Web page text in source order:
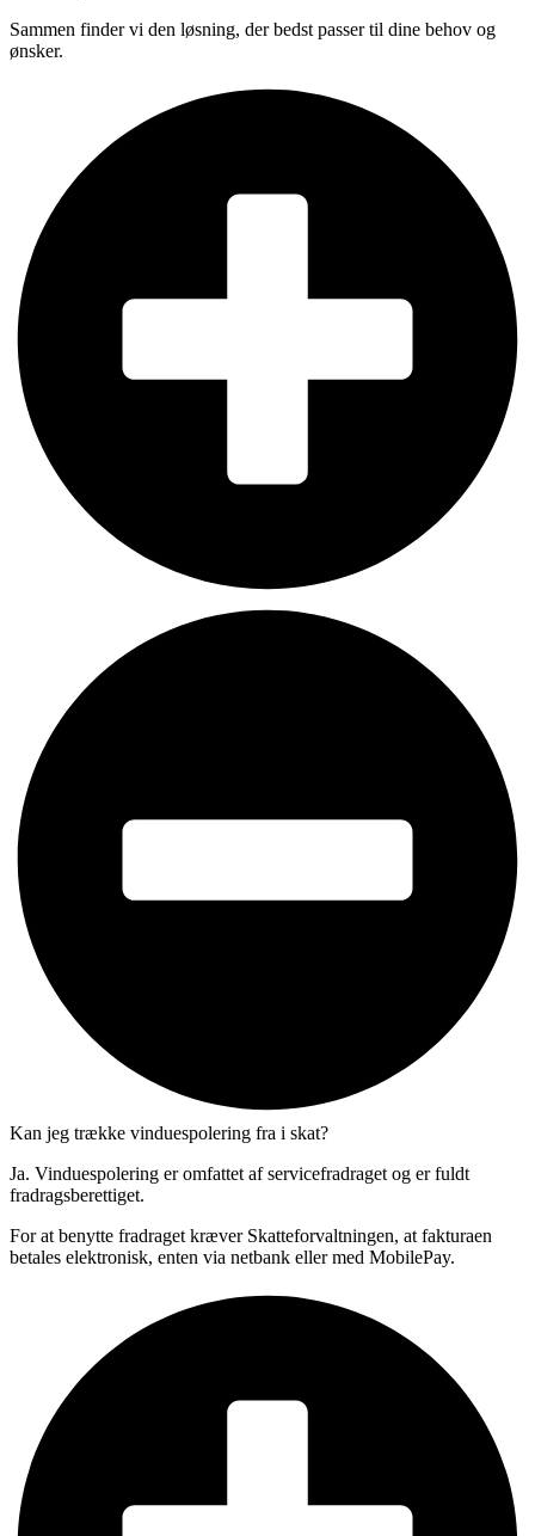
Sammen finder vi den løsning, der bedst passer til dine behov og
ønsker.
Kan jeg trække vinduespolering fra i skat?
Ja. Vinduespolering er omfattet af servicefradraget og er fuldt
fradragsberettiget.
For at benytte fradraget kræver Skatteforvaltningen, at fakturaen
betales elektronisk, enten via netbank eller med MobilePay.